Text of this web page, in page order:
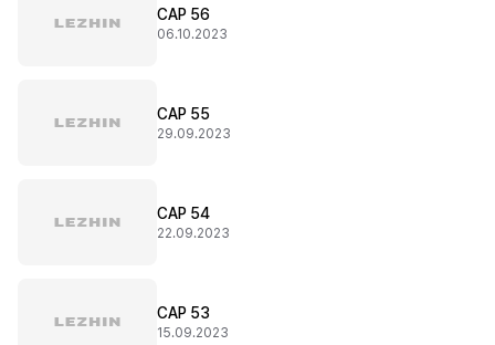
CAP 56
06.10.2023
CAP 55
29.09.2023
CAP 54
22.09.2023
CAP 53
15.09.2023